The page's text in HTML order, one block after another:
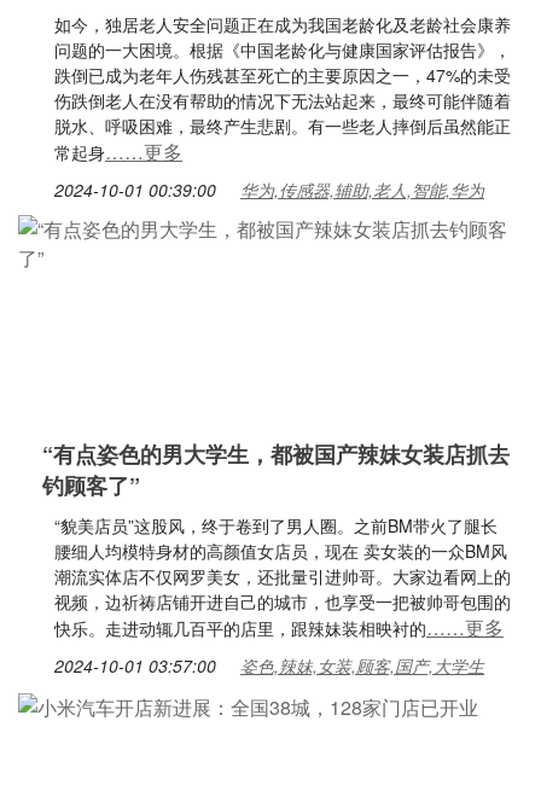
如今，独居老人安全问题正在成为我国老龄化及老龄社会康养
问题的一大困境。根据《中国老龄化与健康国家评估报告》，
跌倒已成为老年人伤残甚至死亡的主要原因之一，47%的未受
伤跌倒老人在没有帮助的情况下无法站起来，最终可能伴随着
脱水、呼吸困难，最终产生悲剧。有一些老人摔倒后虽然能正
常起身……更多
2024-10-01 00:39:00 华为,传感器,辅助,老人,智能,华为
“有点姿色的男大学生，都被国产辣妹女装店抓去
钓顾客了”
“貌美店员”这股风，终于卷到了男人圈。之前BM带火了腿长
腰细人均模特身材的高颜值女店员，现在 卖女装的一众BM风
潮流实体店不仅网罗美女，还批量引进帅哥。大家边看网上的
视频，边祈祷店铺开进自己的城市，也享受一把被帅哥包围的
快乐。走进动辄几百平的店里，跟辣妹装相映衬的……更多
2024-10-01 03:57:00 姿色,辣妹,女装,顾客,国产,大学生